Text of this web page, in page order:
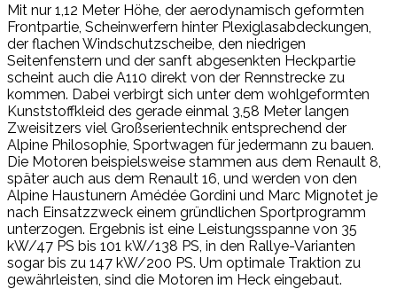
Mit nur 1,12 Meter Höhe, der aerodynamisch geformten
Frontpartie, Scheinwerfern hinter Plexiglasabdeckungen,
der flachen Windschutzscheibe, den niedrigen
Seitenfenstern und der sanft abgesenkten Heckpartie
scheint auch die A110 direkt von der Rennstrecke zu
kommen. Dabei verbirgt sich unter dem wohlgeformten
Kunststoffkleid des gerade einmal 3,58 Meter langen
Zweisitzers viel Großserientechnik entsprechend der
Alpine Philosophie, Sportwagen für jedermann zu bauen.
Die Motoren beispielsweise stammen aus dem Renault 8,
später auch aus dem Renault 16, und werden von den
Alpine Haustunern Amédée Gordini und Marc Mignotet je
nach Einsatzzweck einem gründlichen Sportprogramm
unterzogen. Ergebnis ist eine Leistungsspanne von 35
kW/47 PS bis 101 kW/138 PS, in den Rallye-Varianten
sogar bis zu 147 kW/200 PS. Um optimale Traktion zu
gewährleisten, sind die Motoren im Heck eingebaut.